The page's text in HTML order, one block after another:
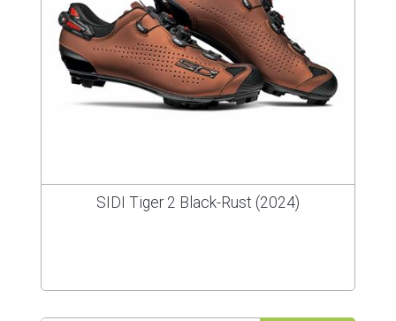
SIDI Tiger 2 Black-Rust (2024)